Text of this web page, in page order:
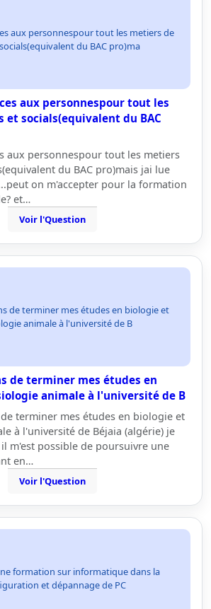
aux personnespour tout les metiers de
du BAC pro)ma
aux personnespour tout les
et socials(equivalent du BAC
aux personnespour tout les metiers
du BAC pro)mais jai lue
on m'accepter pour la formation
et…
Voir l'Question
de terminer mes études en biologie et
animale à l'université de B
de terminer mes études en
animale à l'université de B
terminer mes études en biologie et
à l'université de Béjaia (algérie) je
m'est possible de poursuivre une
en…
Voir l'Question
formation sur informatique dans la
et dépannage de PC